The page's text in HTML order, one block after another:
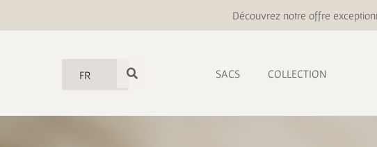
Découvrez notre offre
FR SACS COLLECTION